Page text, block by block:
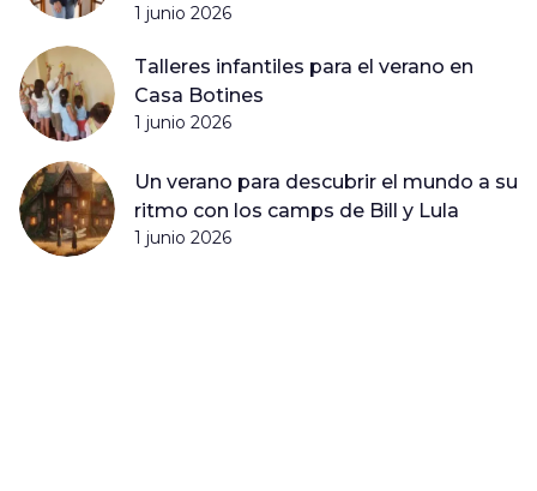
1 junio 2026
Talleres infantiles para el verano en
Casa Botines
1 junio 2026
Un verano para descubrir el mundo a su
ritmo con los camps de Bill y Lula
1 junio 2026